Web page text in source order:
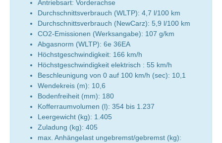
Antriebsart: Vorderachse
Durchschnittsverbrauch (WLTP): 4,7 l/100 km
Durchschnittsverbrauch (NewCarz): 5,9 l/100 km
CO2-Emissionen (Werksangabe): 107 g/km
Abgasnorm (WLTP): 6e 36EA
Höchstgeschwindigkeit: 166 km/h
Höchstgeschwindigkeit elektrisch : 55 km/h
Beschleunigung von 0 auf 100 km/h (sec): 10,1
Wendekreis (m): 10,6
Bodenfreiheit (mm): 180
Kofferraumvolumen (l): 354 bis 1.237
Leergewicht (kg): 1.405
Zuladung (kg): 405
max. Anhängelast ungebremst/gebremst (kg):